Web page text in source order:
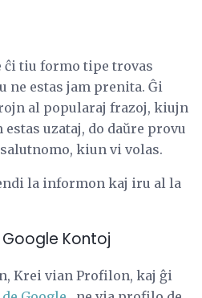
ĉi tiu formo tipe trovas
ne estas jam prenita. Ĝi
al popularaj frazoj, kiujn
uzataj, do daŭre provu
kiun vi volas.
la informon kaj iru al la
Kontoj
Krei vian Profilon, kaj ĝi